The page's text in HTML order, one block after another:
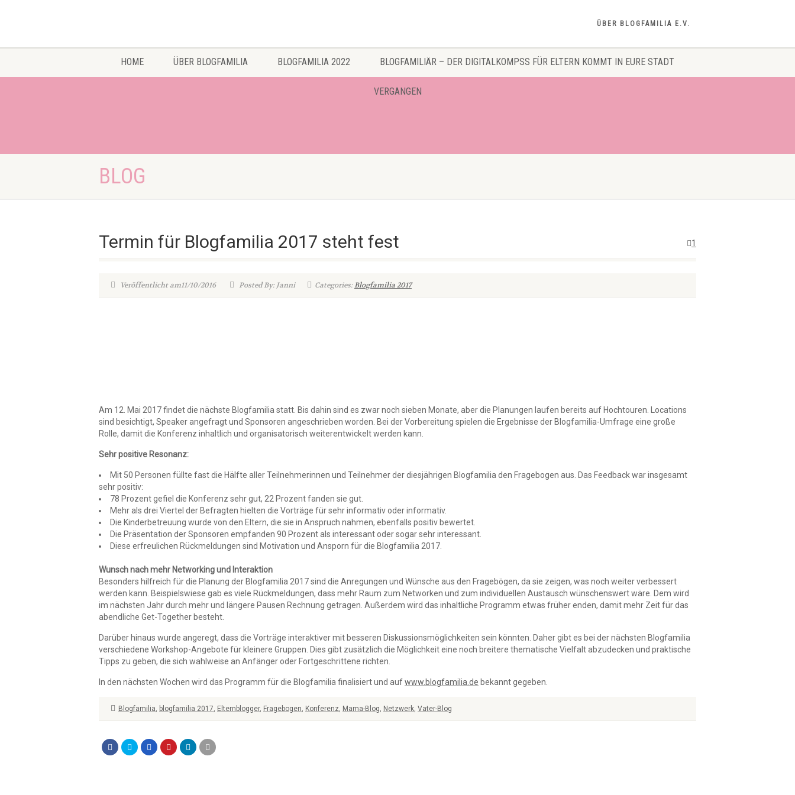
ÜBER BLOGFAMILIA E.V.
HOME ÜBER BLOGFAMILIA BLOGFAMILIA 2022 BLOGFAMILIÄR – DER DIGITALKOMPSS FÜR ELTERN KOMMT IN EURE STADT
VERGANGEN
BLOG
1
Termin für Blogfamilia 2017 steht fest
Veröffentlicht am11/10/2016 Posted By: Janni Categories:Blogfamilia 2017
Am 12. Mai 2017 findet die nächste Blogfamilia statt. Bis dahin sind es zwar noch sieben Monate, aber die Planungen laufen bereits auf Hochtouren. Locations
sind besichtigt, Speaker angefragt und Sponsoren angeschrieben worden. Bei der Vorbereitung spielen die Ergebnisse der Blogfamilia-Umfrage eine große
Rolle, damit die Konferenz inhaltlich und organisatorisch weiterentwickelt werden kann.
Sehr positive Resonanz:
Mit 50 Personen füllte fast die Hälfte aller Teilnehmerinnen und Teilnehmer der diesjährigen Blogfamilia den Fragebogen aus. Das Feedback war insgesamt
sehr positiv:
78 Prozent gefiel die Konferenz sehr gut, 22 Prozent fanden sie gut.
Mehr als drei Viertel der Befragten hielten die Vorträge für sehr informativ oder informativ.
Die Kinderbetreuung wurde von den Eltern, die sie in Anspruch nahmen, ebenfalls positiv bewertet.
Die Präsentation der Sponsoren empfanden 90 Prozent als interessant oder sogar sehr interessant.
Diese erfreulichen Rückmeldungen sind Motivation und Ansporn für die Blogfamilia 2017.
Wunsch nach mehr Networking und Interaktion
Besonders hilfreich für die Planung der Blogfamilia 2017 sind die Anregungen und Wünsche aus den Fragebögen, da sie zeigen, was noch weiter verbessert
werden kann. Beispielswiese gab es viele Rückmeldungen, dass mehr Raum zum Networken und zum individuellen Austausch wünschenswert wäre. Dem wird
im nächsten Jahr durch mehr und längere Pausen Rechnung getragen. Außerdem wird das inhaltliche Programm etwas früher enden, damit mehr Zeit für das
abendliche Get-Together besteht.
Darüber hinaus wurde angeregt, dass die Vorträge interaktiver mit besseren Diskussionsmöglichkeiten sein könnten. Daher gibt es bei der nächsten Blogfamilia
verschiedene Workshop-Angebote für kleinere Gruppen. Dies gibt zusätzlich die Möglichkeit eine noch breitere thematische Vielfalt abzudecken und praktische
Tipps zu geben, die sich wahlweise an Anfänger oder Fortgeschrittene richten.
In den nächsten Wochen wird das Programm für die Blogfamilia finalisiert und aufwww.blogfamilia.de bekannt gegeben.
Blogfamilia, blogfamilia 2017, Elternblogger, Fragebogen, Konferenz, Mama-Blog, Netzwerk, Vater-Blog